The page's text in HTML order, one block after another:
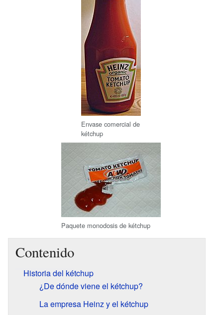
Envase comercial de
kétchup
Paquete monodosis de kétchup
Contenido
Historia del kétchup
¿De dónde viene el kétchup?
La empresa Heinz y el kétchup